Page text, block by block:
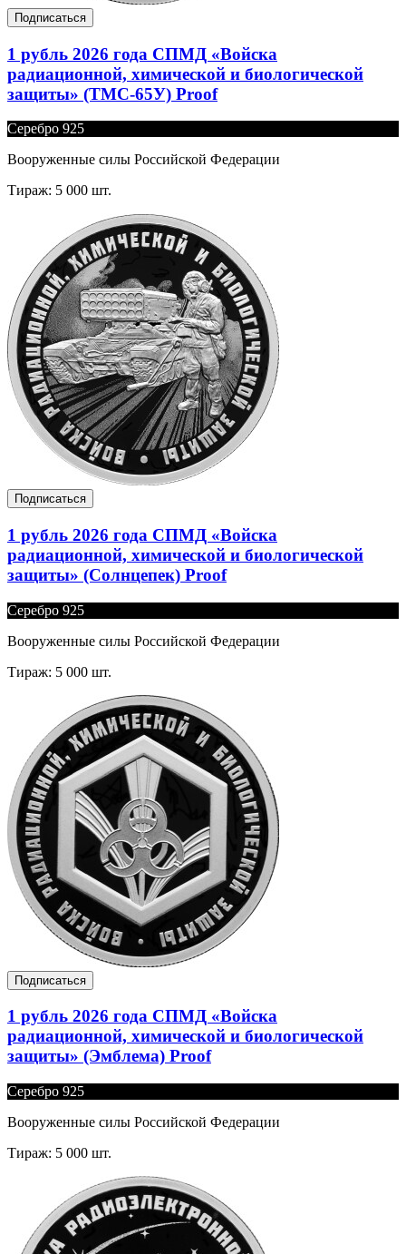
Подписаться
1 рубль 2026 года СПМД «Войска
радиационной, химической и биологической
защиты» (ТМС-65У) Proof
Серебро 925
Вооруженные силы Российской Федерации
Тираж: 5 000 шт.
Подписаться
1 рубль 2026 года СПМД «Войска
радиационной, химической и биологической
защиты» (Солнцепек) Proof
Серебро 925
Вооруженные силы Российской Федерации
Тираж: 5 000 шт.
Подписаться
1 рубль 2026 года СПМД «Войска
радиационной, химической и биологической
защиты» (Эмблема) Proof
Серебро 925
Вооруженные силы Российской Федерации
Тираж: 5 000 шт.